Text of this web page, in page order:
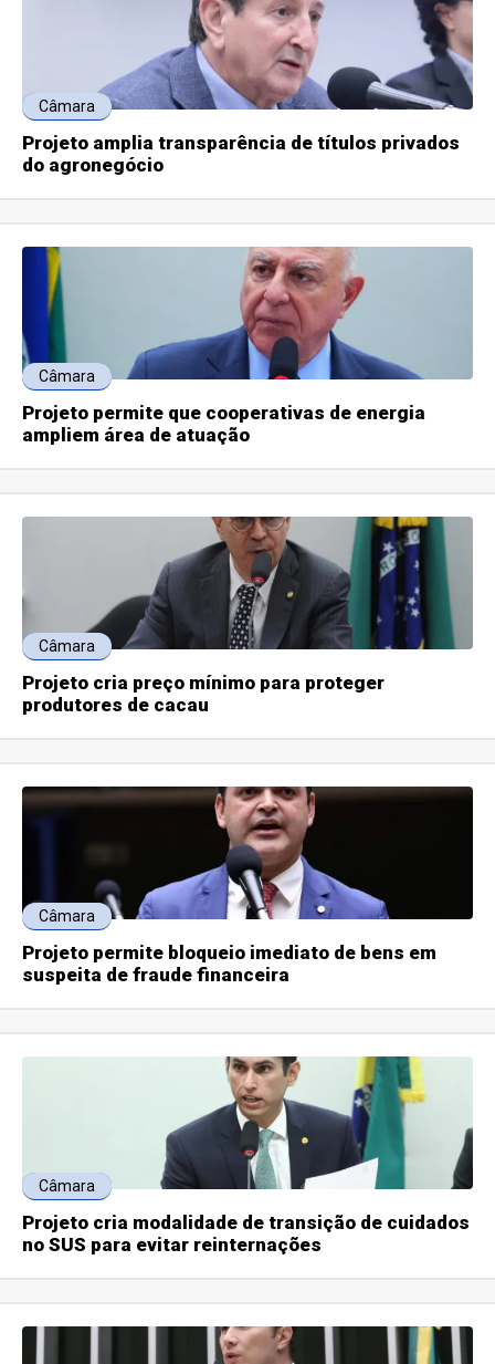
Câmara
Projeto amplia transparência de títulos privados
do agronegócio
Câmara
Projeto permite que cooperativas de energia
ampliem área de atuação
Câmara
Projeto cria preço mínimo para proteger
produtores de cacau
Câmara
Projeto permite bloqueio imediato de bens em
suspeita de fraude financeira
Câmara
Projeto cria modalidade de transição de cuidados
no SUS para evitar reinternações